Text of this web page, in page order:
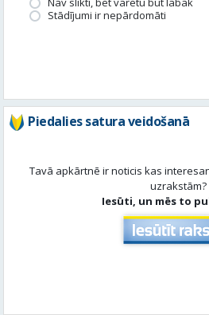
Iesūti, un mēs to